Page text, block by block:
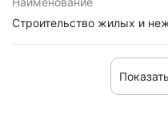
Строительство жилых и